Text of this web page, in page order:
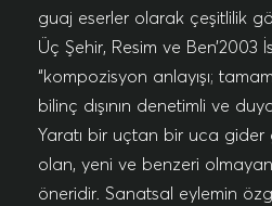
guaj eserler olarak çeşitlilik
Üç Şehir, Resim ve Ben’2003
“kompozisyon anlayışı;
bilinç dışının denetimli ve
Yaratı bir uçtan bir uca
olan, yeni ve benzeri
öneridir. Sanatsal eylemin